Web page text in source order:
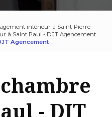
intérieur à Saint-Pierre
à Saint Paul - DJT Agencement
Agencement
- DJT